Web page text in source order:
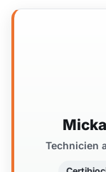
Technicien